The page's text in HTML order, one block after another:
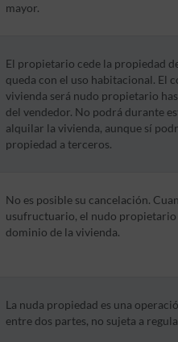
mayor.
El propietario cede la propiedad
queda con el uso habitacional. El
vivienda será nudo propietario
del vendedor. No podrá durante
alquilar la vivienda, aunque sí
propiedad a terceros.
No es posible su cancelación.
usufructuario, el nudo propietario
dominio de la vivienda.
La nuda propiedad es una
entre dos partes, no sujeta a